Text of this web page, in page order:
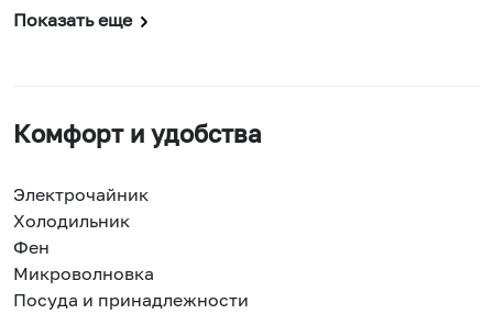
Показать еще
Комфорт и удобства
Электрочайник
Холодильник
Фен
Микроволновка
Посуда и принадлежности